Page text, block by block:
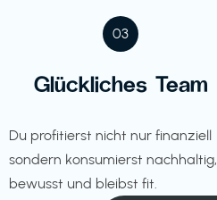
03
Glückliches Team
Du profitierst nicht nur finanziell
sondern konsumierst nachhaltig,
bewusst und bleibst fit.